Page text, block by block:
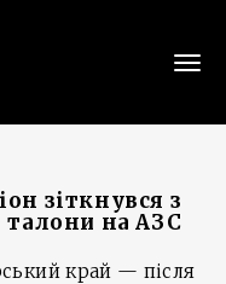
зіткнувся з
талони на АЗС
край — після